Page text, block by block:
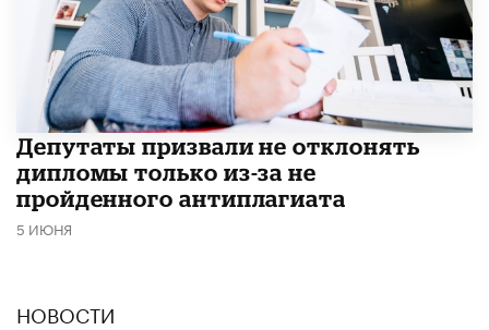
Депутаты призвали не отклонять
дипломы только из-за не
пройденного антиплагиата
5 ИЮНЯ
НОВОСТИ